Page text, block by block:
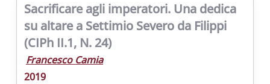
Sacrificare agli imperatori. Una dedica
su altare a Settimio Severo da Filippi
(CIPh II.1, N. 24)
Francesco Camia
2019